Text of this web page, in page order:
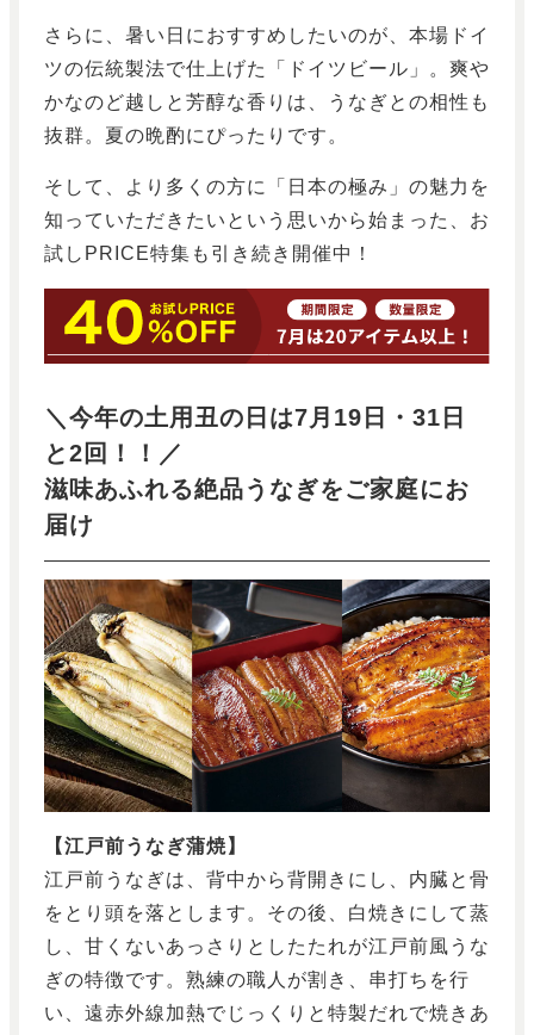
さらに、暑い日におすすめしたいのが、本場ドイ
ツの伝統製法で仕上げた「ドイツビール」。爽や
かなのど越しと芳醇な香りは、うなぎとの相性も
抜群。夏の晩酌にぴったりです。
そして、より多くの方に「日本の極み」の魅力を
知っていただきたいという思いから始まった、お
試しPRICE特集も引き続き開催中！
＼今年の土用丑の日は7月19日・31日
と2回！！／
滋味あふれる絶品うなぎをご家庭にお
届け
【江戸前うなぎ蒲焼】
江戸前うなぎは、背中から背開きにし、内臓と骨
をとり頭を落とします。その後、白焼きにして蒸
し、甘くないあっさりとしたたれが江戸前風うな
ぎの特徴です。熟練の職人が割き、串打ちを行
い、遠赤外線加熱でじっくりと特製だれで焼きあ